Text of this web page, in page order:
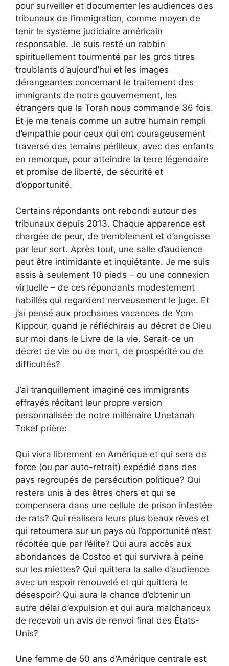
pour surveiller et documenter les audiences des
tribunaux de l’immigration, comme moyen de
tenir le système judiciaire américain
responsable. Je suis resté un rabbin
spirituellement tourmenté par les gros titres
troublants d’aujourd’hui et les images
dérangeantes concernant le traitement des
immigrants de notre gouvernement, les
étrangers que la Torah nous commande 36 fois.
Et je me tenais comme un autre humain rempli
d’empathie pour ceux qui ont courageusement
traversé des terrains périlleux, avec des enfants
en remorque, pour atteindre la terre légendaire
et promise de liberté, de sécurité et
d’opportunité.
Certains répondants ont rebondi autour des
tribunaux depuis 2013. Chaque apparence est
chargée de peur, de tremblement et d’angoisse
par leur sort. Après tout, une salle d’audience
peut être intimidante et inquiétante. Je me suis
assis à seulement 10 pieds – ou une connexion
virtuelle – de ces répondants modestement
habillés qui regardent nerveusement le juge. Et
j’ai pensé aux prochaines vacances de Yom
Kippour, quand je réfléchirais au décret de Dieu
sur moi dans le Livre de la vie. Serait-ce un
décret de vie ou de mort, de prospérité ou de
difficultés?
J’ai tranquillement imaginé ces immigrants
effrayés récitant leur propre version
personnalisée de notre millénaire Unetanah
Tokef prière:
Qui vivra librement en Amérique et qui sera de
force (ou par auto-retrait) expédié dans des
pays regroupés de persécution politique? Qui
restera unis à des êtres chers et qui se
compensera dans une cellule de prison infestée
de rats? Qui réalisera leurs plus beaux rêves et
qui retournera sur un pays où l’opportunité n’est
récoltée que par l’élite? Qui aura accès aux
abondances de Costco et qui survivra à peine
sur les miettes? Qui quittera la salle d’audience
avec un espoir renouvelé et qui quittera le
désespoir? Qui aura la chance d’obtenir un
autre délai d’expulsion et qui aura malchanceux
de recevoir un avis de renvoi final des États-
Unis?
Une femme de 50 ans d’Amérique centrale est